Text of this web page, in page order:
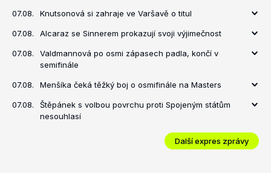
07.08. Knutsonová si zahraje ve Varšavě o titul
07.08. Alcaraz se Sinnerem prokazují svoji výjimečnost
07.08.
Valdmannová po osmi zápasech padla, končí v
semifinále
07.08. Menšíka čeká těžký boj o osmifinále na Masters
07.08.
Štěpánek s volbou povrchu proti Spojeným státům
nesouhlasí
Další expres zprávy